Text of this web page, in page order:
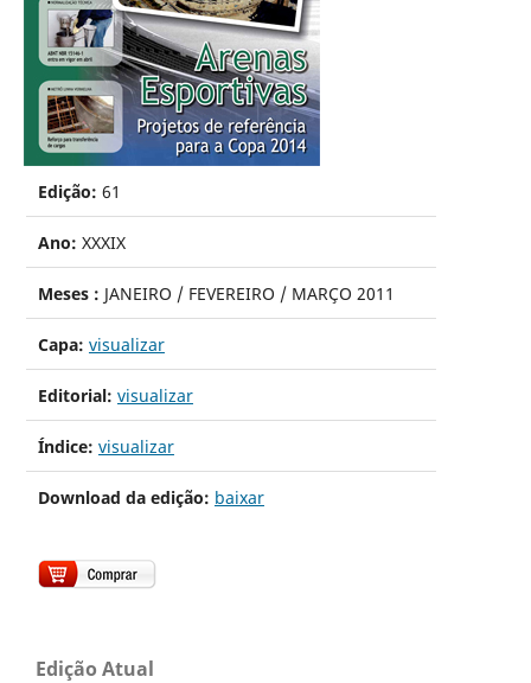
Edição: 61
Ano: XXXIX
Meses : JANEIRO / FEVEREIRO / MARÇO 2011
Capa: visualizar
Editorial: visualizar
Índice: visualizar
Download da edição: baixar
Edição Atual